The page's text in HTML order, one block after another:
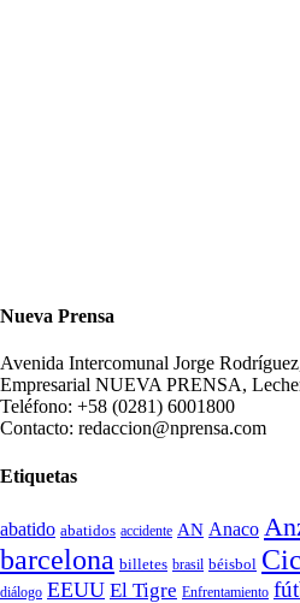
Nueva Prensa
Avenida Intercomunal Jorge
Empresarial NUEVA PRENSA,
Teléfono: +58 (0281) 6001800
Contacto: redaccion@nprensa.com
Etiquetas
abatido abatidos accidente AN Anaco
barcelona billetes brasil béisbol
diálogo EEUU El Tigre Enfrentamiento